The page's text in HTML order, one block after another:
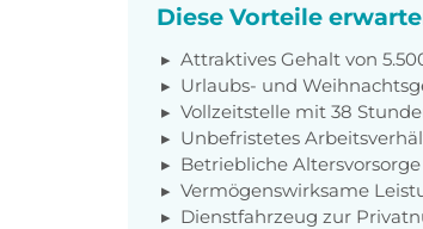
Diese Vorteile
Attraktives Gehalt von
Urlaubs- und
Vollzeitstelle mit 38
Unbefristetes
Betriebliche
Vermögenswirksame
Dienstfahrzeug zur